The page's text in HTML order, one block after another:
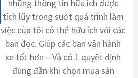
những thông tin hữu ích được
tích lũy trong suốt quá trình làm
việc của tôi có thể hữu ích với các
bạn đọc. Giúp các bạn vận hành
xe tốt hơn – Và có 1 quyết định
đúng đắn khi chọn mua sản